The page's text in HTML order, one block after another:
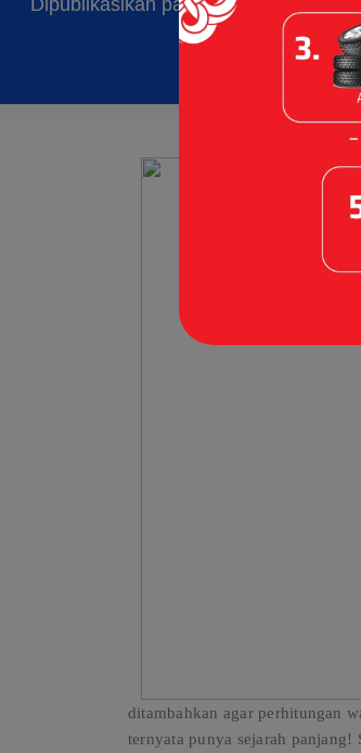
Dipublikasikan pada: 11 Feb 2026
ditambahkan agar perhitungan
ternyata punya sejarah panjang!